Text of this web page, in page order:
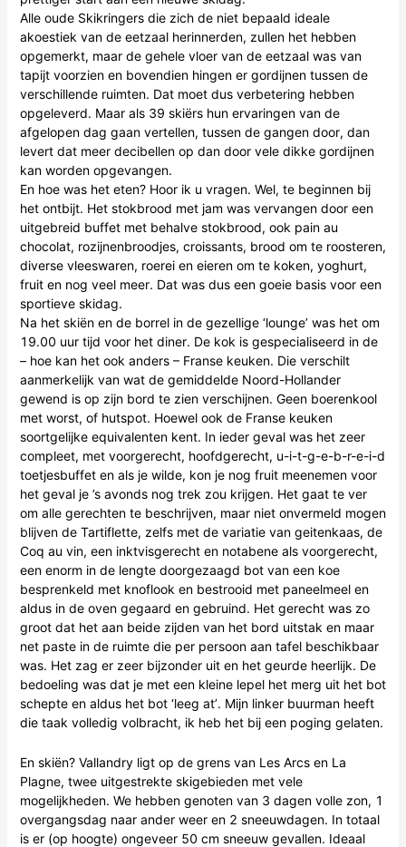
Alle oude Skikringers die zich de niet bepaald ideale
akoestiek van de eetzaal herinnerden, zullen het hebben
opgemerkt, maar de gehele vloer van de eetzaal was van
tapijt voorzien en bovendien hingen er gordijnen tussen de
verschillende ruimten. Dat moet dus verbetering hebben
opgeleverd. Maar als 39 skiërs hun ervaringen van de
afgelopen dag gaan vertellen, tussen de gangen door, dan
levert dat meer decibellen op dan door vele dikke gordijnen
kan worden opgevangen.
En hoe was het eten? Hoor ik u vragen. Wel, te beginnen bij
het ontbijt. Het stokbrood met jam was vervangen door een
uitgebreid buffet met behalve stokbrood, ook pain au
chocolat, rozijnenbroodjes, croissants, brood om te roosteren,
diverse vleeswaren, roerei en eieren om te koken, yoghurt,
fruit en nog veel meer. Dat was dus een goeie basis voor een
sportieve skidag.
Na het skiën en de borrel in de gezellige ‘lounge’ was het om
19.00 uur tijd voor het diner. De kok is gespecialiseerd in de
– hoe kan het ook anders – Franse keuken. Die verschilt
aanmerkelijk van wat de gemiddelde Noord-Hollander
gewend is op zijn bord te zien verschijnen. Geen boerenkool
met worst, of hutspot. Hoewel ook de Franse keuken
soortgelijke equivalenten kent. In ieder geval was het zeer
compleet, met voorgerecht, hoofdgerecht, u-i-t-g-e-b-r-e-i-d
toetjesbuffet en als je wilde, kon je nog fruit meenemen voor
het geval je ’s avonds nog trek zou krijgen. Het gaat te ver
om alle gerechten te beschrijven, maar niet onvermeld mogen
blijven de Tartiflette, zelfs met de variatie van geitenkaas, de
Coq au vin, een inktvisgerecht en notabene als voorgerecht,
een enorm in de lengte doorgezaagd bot van een koe
besprenkeld met knoflook en bestrooid met paneelmeel en
aldus in de oven gegaard en gebruind. Het gerecht was zo
groot dat het aan beide zijden van het bord uitstak en maar
net paste in de ruimte die per persoon aan tafel beschikbaar
was. Het zag er zeer bijzonder uit en het geurde heerlijk. De
bedoeling was dat je met een kleine lepel het merg uit het bot
schepte en aldus het bot ‘leeg at’. Mijn linker buurman heeft
die taak volledig volbracht, ik heb het bij een poging gelaten.
En skiën? Vallandry ligt op de grens van Les Arcs en La
Plagne, twee uitgestrekte skigebieden met vele
mogelijkheden. We hebben genoten van 3 dagen volle zon, 1
overgangsdag naar ander weer en 2 sneeuwdagen. In totaal
is er (op hoogte) ongeveer 50 cm sneeuw gevallen. Ideaal